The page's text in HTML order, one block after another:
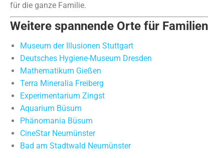
für die ganze Familie.
Weitere spannende Orte für
Museum der Illusionen Stuttgart
Deutsches Hygiene-Museum Dresden
Mathematikum Gießen
Terra Mineralia Freiberg
Experimentarium Zingst
Aquarium Büsum
Phänomania Büsum
CineStar Neumünster
Bad am Stadtwald Neumünster